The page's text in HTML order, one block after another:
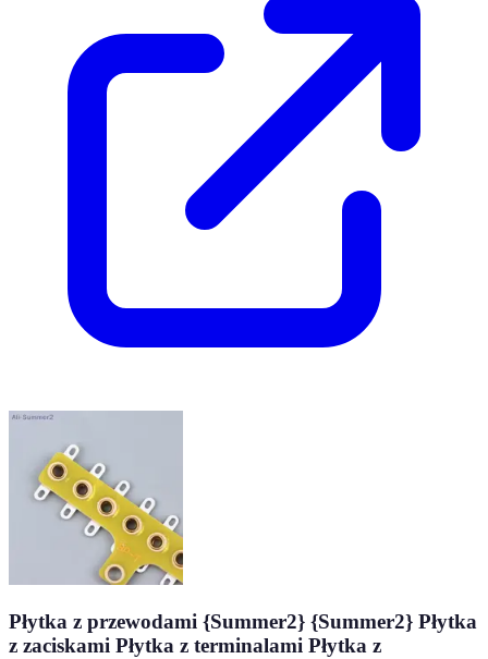
Płytka z przewodami {Summer2} {Summer2} Płytka
z zaciskami Płytka z terminalami Płytka z